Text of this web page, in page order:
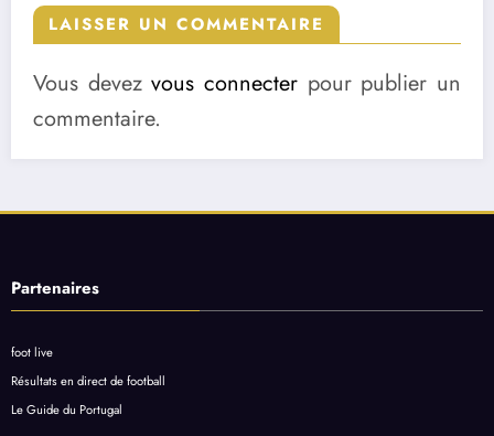
LAISSER UN COMMENTAIRE
Vous devezvous connecter pour publier un
commentaire.
Partenaires
foot live
Résultats en direct de football
Le Guide du Portugal